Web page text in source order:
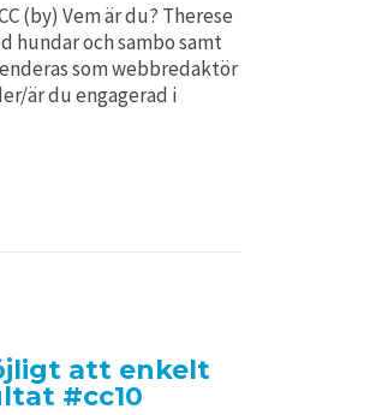
(by) Vem är du? Therese
hundar och sambo samt
som webbredaktör
är du engagerad i
att enkelt
#cc10